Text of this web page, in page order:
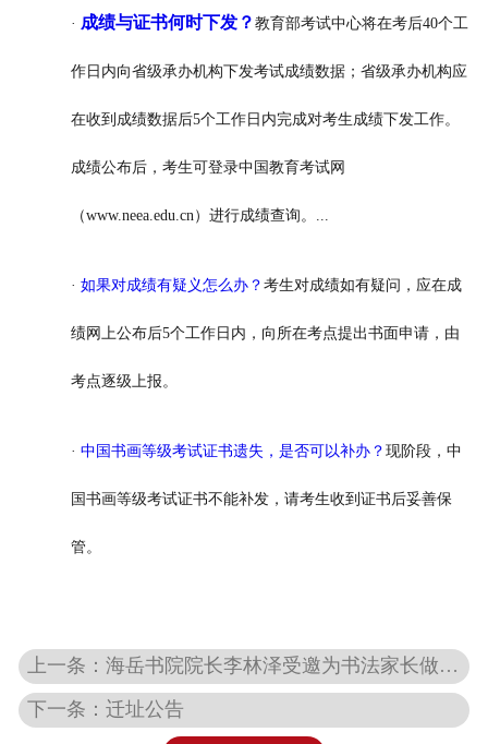
· 成绩与证书何时下发？ 教育部考试中心将在考后40个工
作日内向省级承办机构下发考试成绩数据；省级承办机构应
在收到成绩数据后5个工作日内完成对考生成绩下发工作。
成绩公布后，考生可登录中国教育考试网
（www.neea.edu.cn）进行成绩查询。...
· 如果对成绩有疑义怎么办？ 考生对成绩如有疑问，应在成
绩网上公布后5个工作日内，向所在考点提出书面申请，由
考点逐级上报。
· 中国书画等级考试证书遗失，是否可以补办？ 现阶段，中
国书画等级考试证书不能补发，请考生收到证书后妥善保
管。
上一条：海岳书院院长李林泽受邀为书法家长做主题讲座
下一条：迁址公告